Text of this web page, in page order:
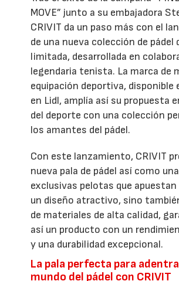
MOVE” junto a su embajadora
CRIVIT da un paso más con el
de una nueva colección de pádel
limitada, desarrollada en
legendaria tenista. La marca de
equipación deportiva, disponible
en Lidl, amplía así su propuesta
del deporte con una colección
los amantes del pádel.
Con este lanzamiento, CRIVIT
nueva pala de pádel así como
exclusivas pelotas que
un diseño atractivo, sino
de materiales de alta calidad,
así un producto con un
y una durabilidad excepcional.
La pala perfecta para
mundo del pádel con CRIVIT